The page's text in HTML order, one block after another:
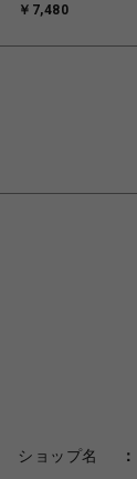
￥7,480
ショップ名